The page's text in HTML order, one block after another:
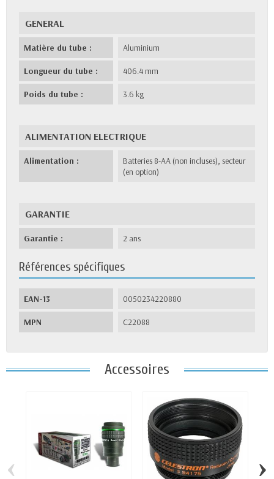
GENERAL
Matière du tube : Aluminium
Longueur du tube : 406.4 mm
Poids du tube : 3.6 kg
ALIMENTATION ELECTRIQUE
Alimentation :
Batteries 8-AA (non incluses), secteur
(en option)
GARANTIE
Garantie : 2 ans
Références spécifiques
EAN-13 0050234220880
MPN C22088
Accessoires
‹ ›